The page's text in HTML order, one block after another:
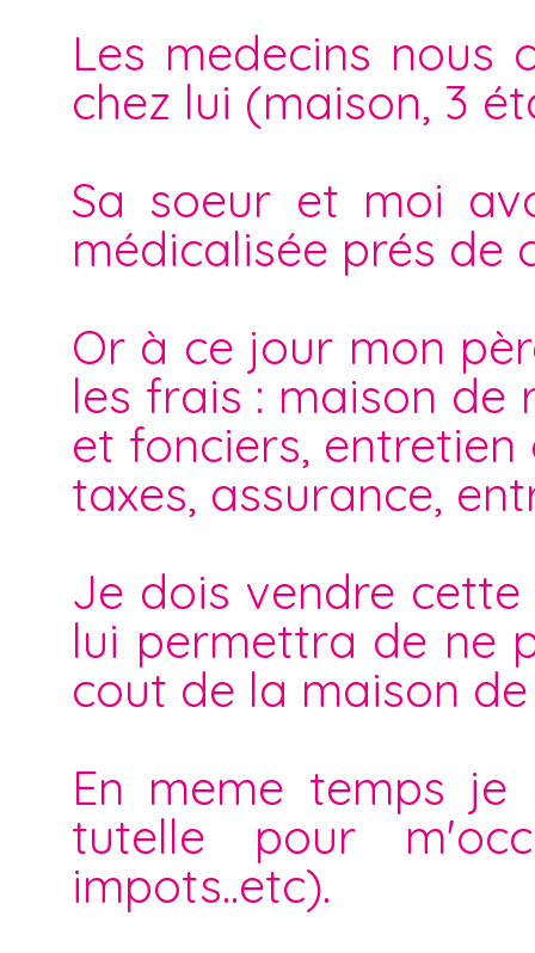
Les medecins nous
chez lui (maison, 3
Sa soeur et moi
médicalisée prés de
Or à ce jour mon
les frais : maison de
et fonciers,
taxes, assurance,
Je dois vendre
lui permettra de ne
cout de la maison
En meme temps
tutelle pour
impots..etc).